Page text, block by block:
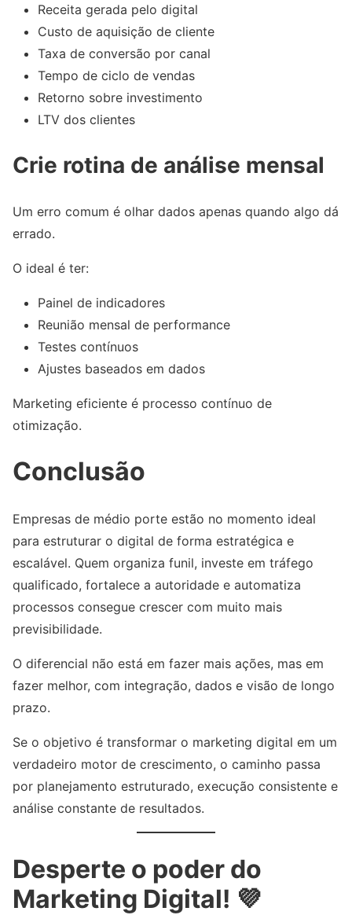
Receita gerada pelo digital
Custo de aquisição de cliente
Taxa de conversão por canal
Tempo de ciclo de vendas
Retorno sobre investimento
LTV dos clientes
Crie rotina de análise mensal
Um erro comum é olhar dados apenas quando algo dá
errado.
O ideal é ter:
Painel de indicadores
Reunião mensal de performance
Testes contínuos
Ajustes baseados em dados
Marketing eficiente é processo contínuo de
otimização.
Conclusão
Empresas de médio porte estão no momento ideal
para estruturar o digital de forma estratégica e
escalável. Quem organiza funil, investe em tráfego
qualificado, fortalece a autoridade e automatiza
processos consegue crescer com muito mais
previsibilidade.
O diferencial não está em fazer mais ações, mas em
fazer melhor, com integração, dados e visão de longo
prazo.
Se o objetivo é transformar o marketing digital em um
verdadeiro motor de crescimento, o caminho passa
por planejamento estruturado, execução consistente e
análise constante de resultados.
Desperte o poder do
Marketing Digital! 💜